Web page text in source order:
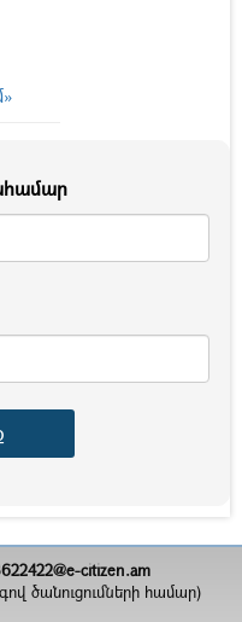
citizen.am
ծանուցումների համար)